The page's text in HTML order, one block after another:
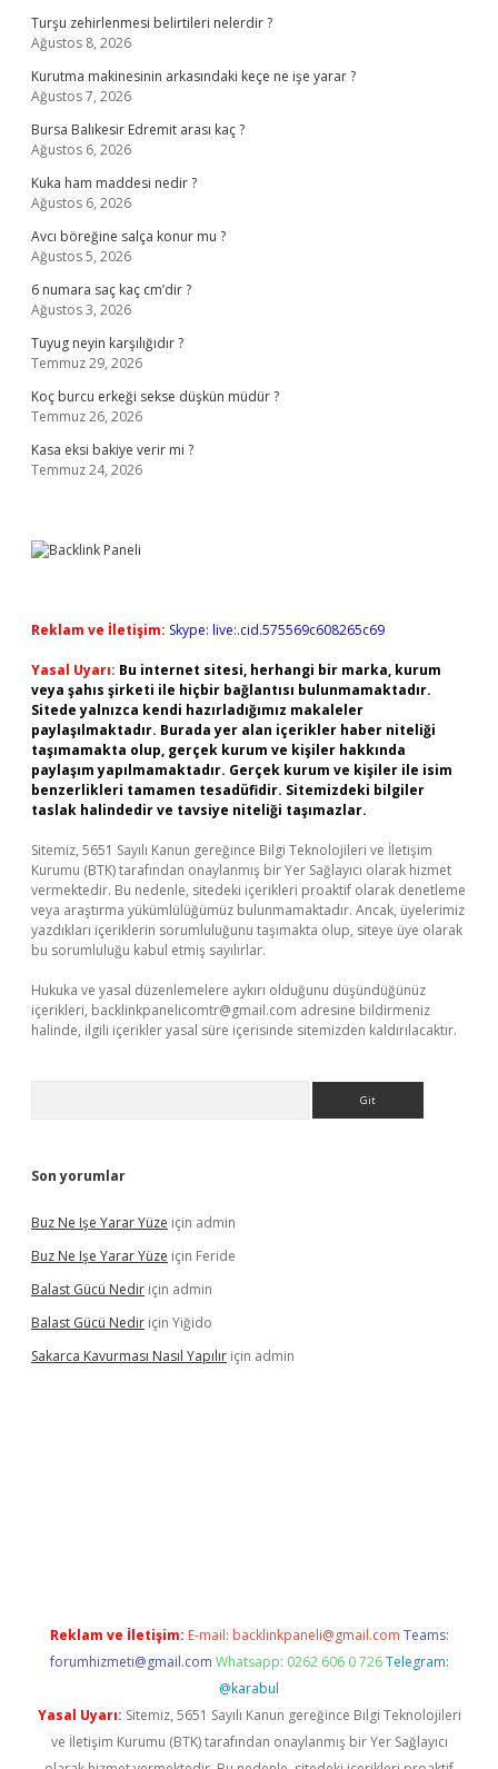
Turşu zehirlenmesi belirtileri nelerdir ?
Ağustos 8, 2026
Kurutma makinesinin arkasındaki keçe ne işe yarar ?
Ağustos 7, 2026
Bursa Balıkesir Edremit arası kaç ?
Ağustos 6, 2026
Kuka ham maddesi nedir ?
Ağustos 6, 2026
Avcı böreğine salça konur mu ?
Ağustos 5, 2026
6 numara saç kaç cm’dir ?
Ağustos 3, 2026
Tuyug neyin karşılığıdır ?
Temmuz 29, 2026
Koç burcu erkeği sekse düşkün müdür ?
Temmuz 26, 2026
Kasa eksi bakiye verir mi ?
Temmuz 24, 2026
Reklam ve İletişim: Skype: live:.cid.575569c608265c69
Yasal Uyarı: Bu internet sitesi, herhangi bir marka, kurum
veya şahıs şirketi ile hiçbir bağlantısı bulunmamaktadır.
Sitede yalnızca kendi hazırladığımız makaleler
paylaşılmaktadır. Burada yer alan içerikler haber niteliği
taşımamakta olup, gerçek kurum ve kişiler hakkında
paylaşım yapılmamaktadır. Gerçek kurum ve kişiler ile isim
benzerlikleri tamamen tesadüfidir. Sitemizdeki bilgiler
taslak halindedir ve tavsiye niteliği taşımazlar.
Sitemiz, 5651 Sayılı Kanun gereğince Bilgi Teknolojileri ve İletişim
Kurumu (BTK) tarafından onaylanmış bir Yer Sağlayıcı olarak hizmet
vermektedir. Bu nedenle, sitedeki içerikleri proaktif olarak denetleme
veya araştırma yükümlülüğümüz bulunmamaktadır. Ancak, üyelerimiz
yazdıkları içeriklerin sorumluluğunu taşımakta olup, siteye üye olarak
bu sorumluluğu kabul etmiş sayılırlar.
Hukuka ve yasal düzenlemelere aykırı olduğunu düşündüğünüz
içerikleri, backlinkpanelicomtr@gmail.com adresine bildirmeniz
halinde, ilgili içerikler yasal süre içerisinde sitemizden kaldırılacaktır.
Son yorumlar
Buz Ne Işe Yarar Yüze için admin
Buz Ne Işe Yarar Yüze için Feride
Balast Gücü Nedir için admin
Balast Gücü Nedir için Yiğido
Sakarca Kavurması Nasıl Yapılır için admin
Reklam ve İletişim: E-mail: backlinkpaneli@gmail.com Teams:
forumhizmeti@gmail.com Whatsapp: 0262 606 0 726 Telegram:
@karabul
Yasal Uyarı: Sitemiz, 5651 Sayılı Kanun gereğince Bilgi Teknolojileri
ve İletişim Kurumu (BTK) tarafından onaylanmış bir Yer Sağlayıcı